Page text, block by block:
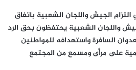
الجيش واللجان الشعبية باتفاق
واللجان الشعبية يحتفظون بحق الرد
السافرة واستهدافه للمواطنين
على مرأى ومسمع من المجتمع